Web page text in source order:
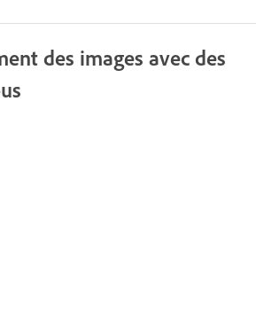
des images avec des